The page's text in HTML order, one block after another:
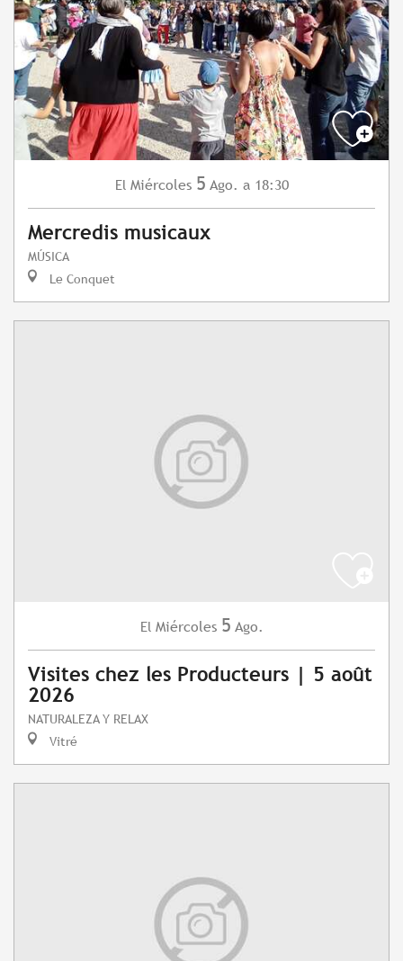
El Miércoles 5 Ago. a 18:30
Mercredis musicaux
MÚSICA
Le Conquet
El Miércoles 5 Ago.
Visites chez les Producteurs | 5 août
2026
NATURALEZA Y RELAX
Vitré